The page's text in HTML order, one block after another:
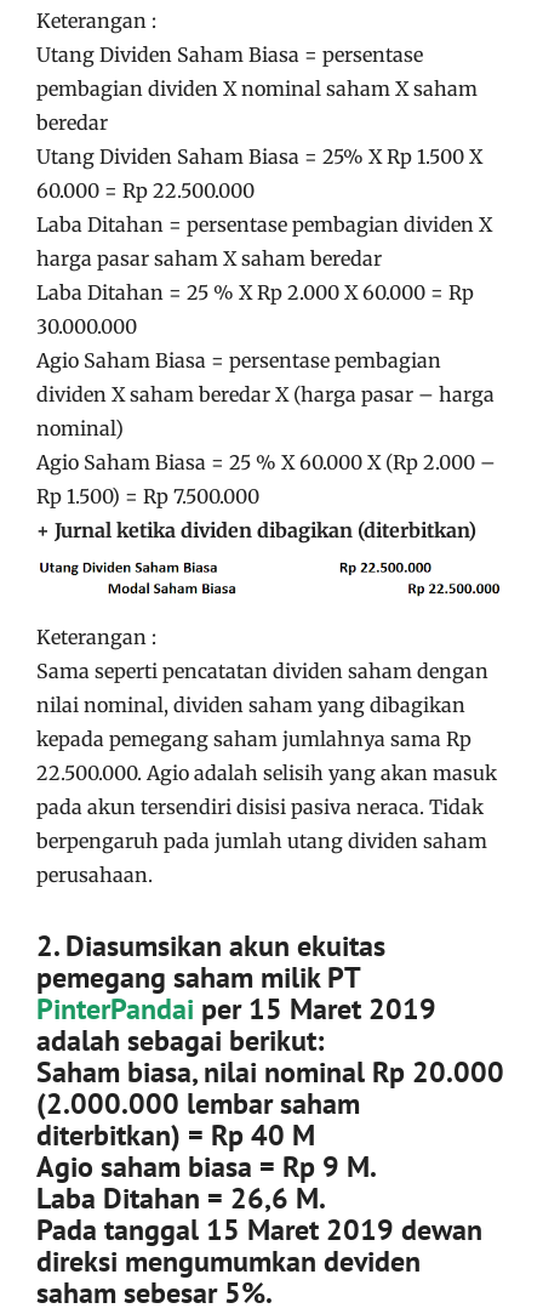
Keterangan :
Utang Dividen Saham Biasa = persentase
pembagian dividen X nominal saham X saham
beredar
Utang Dividen Saham Biasa = 25% X Rp 1.500 X
60.000 = Rp 22.500.000
Laba Ditahan = persentase pembagian dividen X
harga pasar saham X saham beredar
Laba Ditahan = 25 % X Rp 2.000 X 60.000 = Rp
30.000.000
Agio Saham Biasa = persentase pembagian
dividen X saham beredar X (harga pasar – harga
nominal)
Agio Saham Biasa = 25 % X 60.000 X (Rp 2.000 –
Rp 1.500) = Rp 7.500.000
+ Jurnal ketika dividen dibagikan (diterbitkan)
Keterangan :
Sama seperti pencatatan dividen saham dengan
nilai nominal, dividen saham yang dibagikan
kepada pemegang saham jumlahnya sama Rp
22.500.000. Agio adalah selisih yang akan masuk
pada akun tersendiri disisi pasiva neraca. Tidak
berpengaruh pada jumlah utang dividen saham
perusahaan.
2. Diasumsikan akun ekuitas
pemegang saham milik PT
PinterPandai per 15 Maret 2019
adalah sebagai berikut:
Saham biasa, nilai nominal Rp 20.000
(2.000.000 lembar saham
diterbitkan) = Rp 40 M
Agio saham biasa = Rp 9 M.
Laba Ditahan = 26,6 M.
Pada tanggal 15 Maret 2019 dewan
direksi mengumumkan deviden
saham sebesar 5%.